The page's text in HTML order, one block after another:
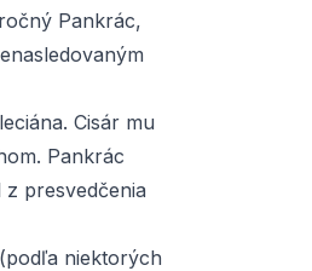
Pankrác,
Cisár mu
Pankrác
presvedčenia
niektorých